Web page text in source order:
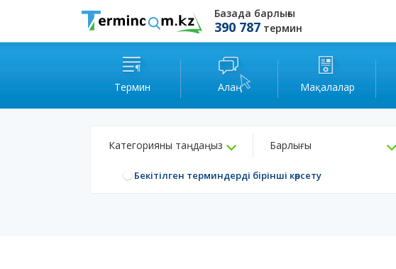
Базада барлығы
390 787 термин
Термин Алаң Мақалалар
Категорияны таңдаңыз Барлығы
Бекітілген терминдерді бірінші көрсету